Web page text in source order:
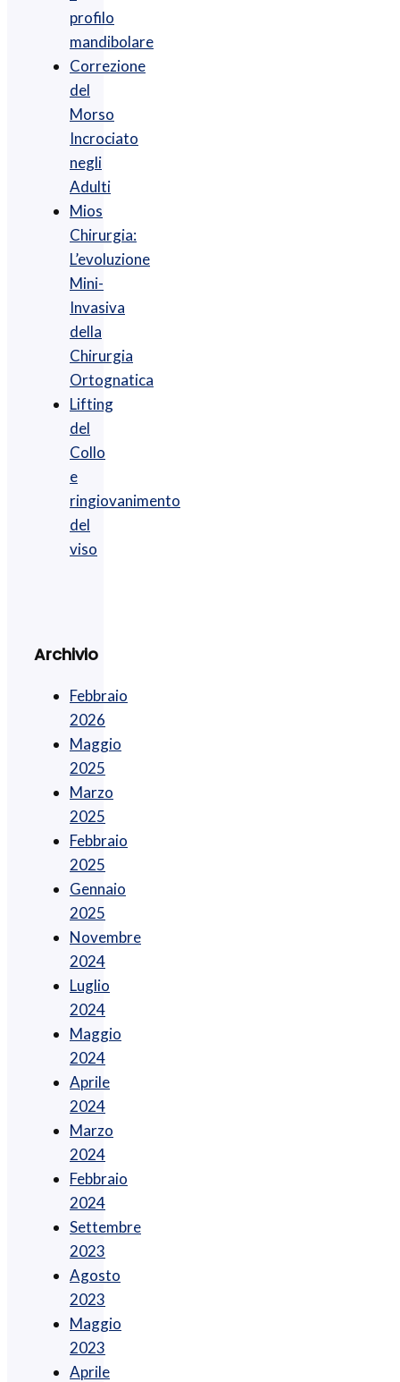
profilo
mandibolare
Correzione
del
Morso
Incrociato
negli
Adulti
Mios
Chirurgia :
L’evoluzione
Mini-
Invasiva
della
Chirurgia
Ortognatica
Lifting
del
Collo
e
ringiovanimento
del
viso
Archivio
Febbraio
2026
Maggio
2025
Marzo
2025
Febbraio
2025
Gennaio
2025
Novembre
2024
Luglio
2024
Maggio
2024
Aprile
2024
Marzo
2024
Febbraio
2024
Settembre
2023
Agosto
2023
Maggio
2023
Aprile